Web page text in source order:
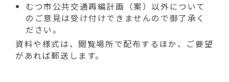
むつ市公共交通再編計画（案）以外について
のご意見は受け付けできませんので御了承く
ださい。
資料や様式は、閲覧場所で配布するほか、ご要望
があれば郵送します。